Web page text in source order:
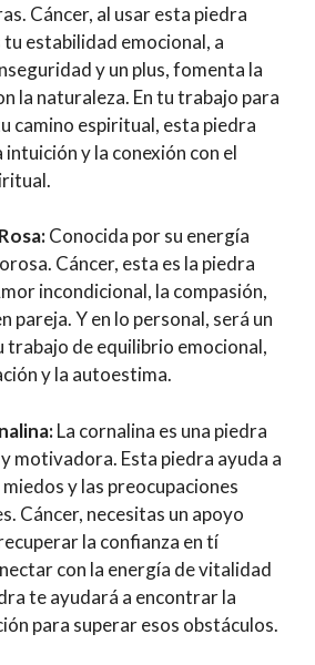
Cáncer, al usar esta piedra
estabilidad emocional, a
y un plus, fomenta la
la naturaleza. En tu trabajo para
camino espiritual, esta piedra
y la conexión con el
Conocida por su energía
Cáncer, esta es la piedra
incondicional, la compasión,
pareja. Y en lo personal, será un
trabajo de equilibrio emocional,
y la autoestima.
La cornalina es una piedra
motivadora. Esta piedra ayuda a
y las preocupaciones
Cáncer, necesitas un apoyo
la confianza en tí
con la energía de vitalidad
te ayudará a encontrar la
para superar esos obstáculos.